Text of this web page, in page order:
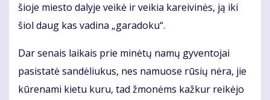
šioje miesto dalyje veikė ir veikia kareivinės, ją iki
šiol daug kas vadina „garadoku“.
Dar senais laikais prie minėtų namų gyventojai
pasistatė sandėliukus, nes namuose rūsių nėra, jie
kūrenami kietu kuru, tad žmonėms kažkur reikėjo